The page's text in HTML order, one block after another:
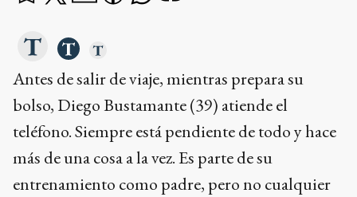
Antes de salir de viaje, mientras prepara su
bolso, Diego Bustamante (39) atiende el
teléfono. Siempre está pendiente de todo y hace
más de una cosa a la vez. Es parte de su
entrenamiento como padre, pero no cualquier